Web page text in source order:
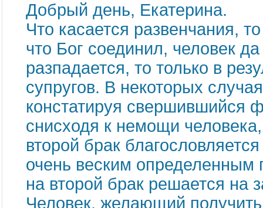
Добрый день, Екатерина.
Что касается развенчания,
что Бог соединил, человек
разпадается, то только в
супругов. В некоторых
констатируя свершившийся
снисходя к немощи
второй брак
очень веским определенным
на второй брак решается на
Человек, желающий